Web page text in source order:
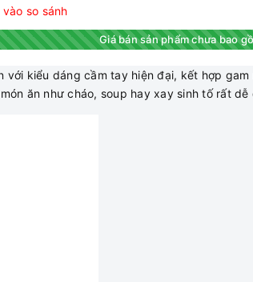
vào so sánh
Giá bán sản phẩm chưa bao
kiểu dáng cầm tay hiện đại, kết hợp
ăn như cháo, soup hay xay sinh tố rất dễ